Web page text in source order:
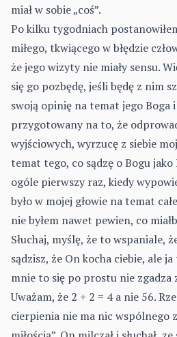
miał w sobie „coś”.
Po kilku tygodniach
miłego, tkwiącego w błędzie
że jego wizyty nie miały sensu.
się go pozbędę, jeśli będę z nim
swoją opinię na temat jego Boga
przygotowany na to, że
wyjściowych, wyrzucę z siebie
temat tego, co sądzę o Bogu jako
ogóle pierwszy raz, kiedy
było w mojej głowie na temat
nie byłem nawet pewien, co
Słuchaj, myślę, że to wspaniale,
sądzisz, że On kocha ciebie, ale
mnie to się po prostu nie zgadza
Uważam, że 2 + 2 = 4 a nie 56.
cierpienia nie ma nic wspólnego